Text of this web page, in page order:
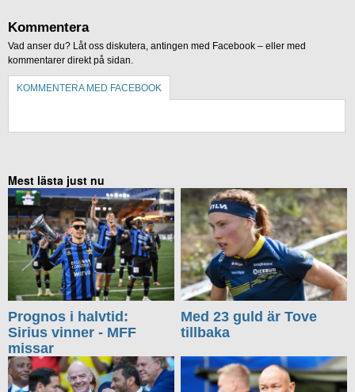
Kommentera
Vad anser du? Låt oss diskutera, antingen med Facebook – eller med
kommentarer direkt på sidan.
KOMMENTERA MED FACEBOOK
Mest lästa just nu
Prognos i halvtid:
Sirius vinner - MFF
missar
Med 23 guld är Tove
tillbaka